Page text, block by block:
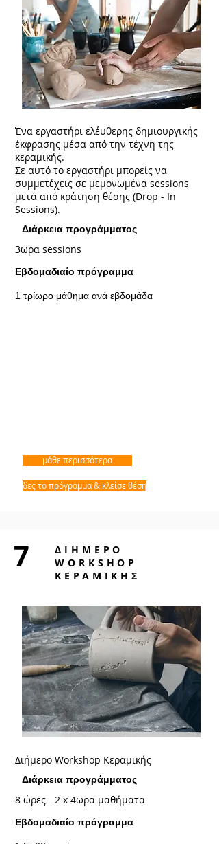
Ένα εργαστήρι ελέυθερης δημιουργικής
έκφρασης μέσα από την τέχνη της
κεραμικής.
Σε αυτό το εργαστήρι μπορείς να
συμμετέχεις σε μεμονωμένα sessions
μετά από κράτηση θέσης (Drop - In
Sessions).
Διάρκεια προγράμματος
3ωρα sessions
Εβδομαδιαίο πρόγραμμα
1 τρίωρο μάθημα ανά εβδομάδα
μάθε περισσότερα
δες το πρόγραμμα & κλείσε θέση
7
ΔΙΗΜΕΡΟ
WORKSHOP
ΚΕΡΑΜΙΚΗΣ
Διήμερο Workshop Κεραμικής
Διάρκεια προγράμματος
8 ώρες - 2 x 4ωρα μαθήματα
Εβδομαδιαίο πρόγραμμα